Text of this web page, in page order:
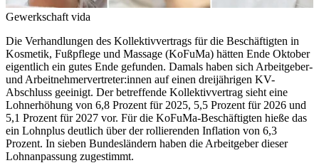
Gewerkschaft vida
Die Verhandlungen des Kollektivvertrags für die Beschäftigten in
Kosmetik, Fußpflege und Massage (KoFuMa) hätten Ende Oktober
eigentlich ein gutes Ende gefunden. Damals haben sich Arbeitgeber-
und Arbeitnehmervertreter:innen auf einen dreijährigen KV-
Abschluss geeinigt. Der betreffende Kollektivvertrag sieht eine
Lohnerhöhung von 6,8 Prozent für 2025, 5,5 Prozent für 2026 und
5,1 Prozent für 2027 vor. Für die KoFuMa-Beschäftigten hieße das
ein Lohnplus deutlich über der rollierenden Inflation von 6,3
Prozent. In sieben Bundesländern haben die Arbeitgeber dieser
Lohnanpassung zugestimmt.